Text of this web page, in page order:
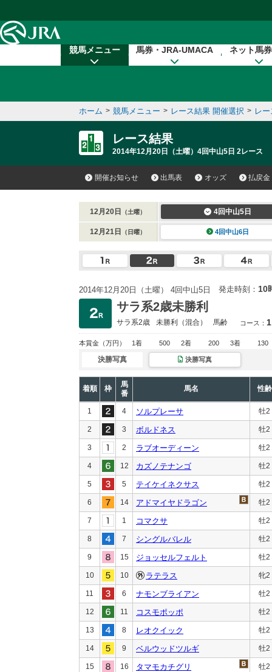
競馬メニュー 馬券・JRA-UMACA ネット馬
ホーム > 競馬メニュー > レース結果 開催選択 > レ
レース結果
2014年12月20日（土曜）4回中山5日 2レース
開催お知らせ 出馬表 オッズ 払戻金
12月20日 （土曜） 4回中山5日
12月21日 （日曜） 4回中山6日
2014年12月20日（土曜） 4回中山5日 発走時刻： 10
サラ系2歳未勝利
サラ系2歳 未勝利 （混合） 馬齢 コース：
本賞金 （万円） 1着 500 2着 200 3着 130
決勝写真 決勝写真
着順 枠
馬
番
馬名 性齢
1 4 ソルプレーサ 牡2
2 3 ボルドネス 牡2
3 2 ラブオーディーン 牡2
4 12 カズノテナンゴ 牡2
5 5 テイケイネクサス 牡2
6 14 アドマイヤドラゴン 牡2
7 1 コマクサ 牡2
8 7 シングルバレル 牡2
9 15 ジョッセルフェルト 牡2
10 10 ラテラス 牝2
11 6 ナモンブライアン 牡2
12 11 コスモポッポ 牡2
13 8 レオクイック 牡2
14 9 ベルウッドツルギ 牡2
15 16 タマモカチグリ 牡2